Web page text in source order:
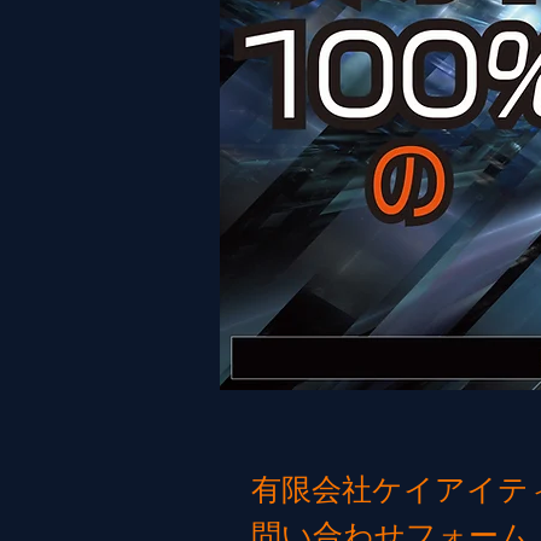
有限会社ケイアイ